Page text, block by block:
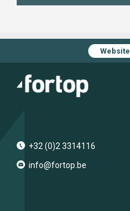
Website
+32 (0)2 3314116
info@fortop.be